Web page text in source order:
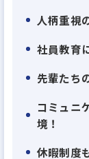
手分野やト
サポートし
一人で全て
＊平成27年
地域密着型
人柄重視
社員教育
先輩たち
コミュニ
境！
休暇制度